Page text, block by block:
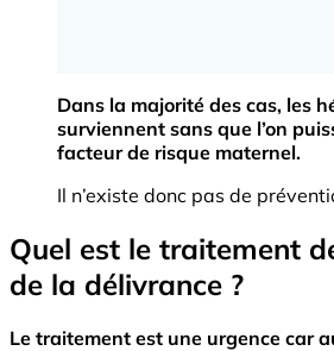
Dans la majorité des cas, les
surviennent sans que l’on
facteur de risque maternel.
Il n’existe donc pas de
Quel est le traitement
de la délivrance ?
Le traitement est une urgence car